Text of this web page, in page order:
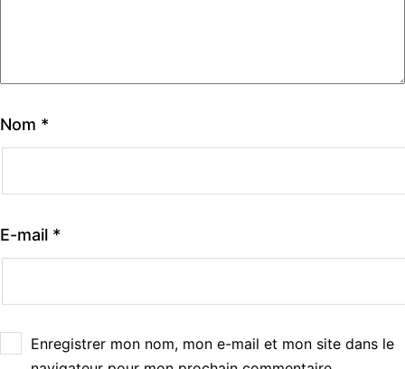
Nom *
E-mail *
Enregistrer mon nom, mon e-mail et mon site dans le